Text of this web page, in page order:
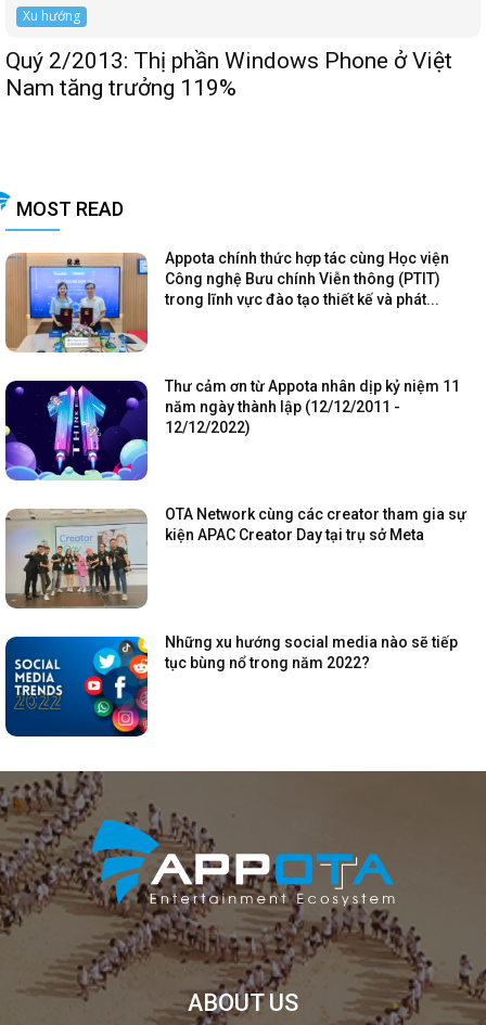
Xu hướng
Quý 2/2013: Thị phần Windows Phone ở Việt
Nam tăng trưởng 119%
MOST READ
Appota chính thức hợp tác cùng Học viện
Công nghệ Bưu chính Viễn thông (PTIT)
trong lĩnh vực đào tạo thiết kế và phát...
Thư cảm ơn từ Appota nhân dịp kỷ niệm 11
năm ngày thành lập (12/12/2011 -
12/12/2022)
OTA Network cùng các creator tham gia sự
kiện APAC Creator Day tại trụ sở Meta
Những xu hướng social media nào sẽ tiếp
tục bùng nổ trong năm 2022?
ABOUT US